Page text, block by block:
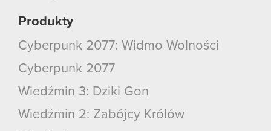
Produkty
Cyberpunk 2077: Widmo Wolności
Cyberpunk 2077
Wiedźmin 3: Dziki Gon
Wiedźmin 2: Zabójcy Królów